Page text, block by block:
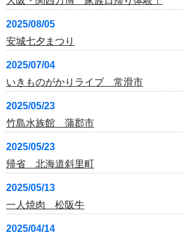
2025/08/05
安城七夕まつり
2025/07/04
いきものがかりライブ 常滑市
2025/05/23
竹島水族館 蒲郡市
2025/05/23
帰省 北海道斜里町
2025/05/13
一人焼肉 松阪牛
2025/04/14